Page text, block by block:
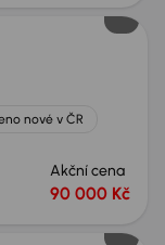
nové v ČR
Akční cena
90 000 Kč